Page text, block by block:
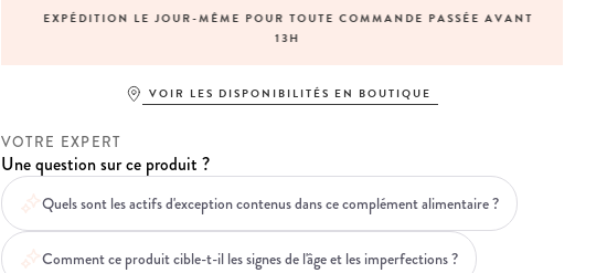
EXPÉDITION LE JOUR-MÊME POUR TOUTE COMMANDE PASSÉE AVANT
13H
VOIR LES DISPONIBILITÉS EN BOUTIQUE
VOTRE EXPERT
Une question sur ce produit ?
Quels sont les actifs d'exception contenus dans ce complément alimentaire ?
Comment ce produit cible-t-il les signes de l'âge et les imperfections ?